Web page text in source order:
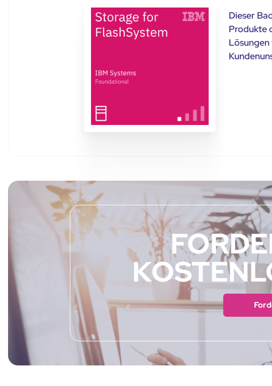
Dieser
Produkte
Lösungen